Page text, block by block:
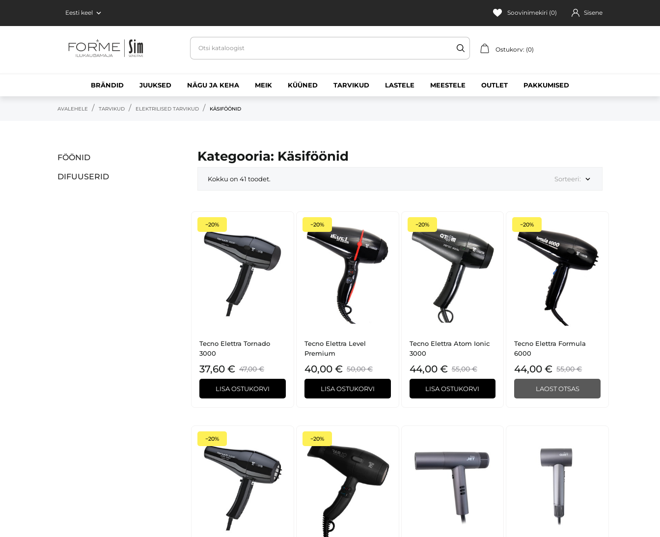
Eesti keel  Soovinimekiri (0) Sisene
Ostukorv: (0)
BRÄNDID JUUKSED NÄGU JA KEHA MEIK KÜÜNED TARVIKUD LASTELE MEESTELE OUTLET PAKKUMISED
AVALEHELE TARVIKUD ELEKTRILISED TARVIKUD KÄSIFÖÖNID
FÖÖNID
DIFUUSERID
Kategooria: Käsiföönid
Kokku on 41 toodet. Sorteeri: 
Tecno Elettra Tornado
3000
37,60 € 47,00 €
LISA OSTUKORVI
−20%
Tecno Elettra Level
Premium
40,00 € 50,00 €
LISA OSTUKORVI
−20%
Tecno Elettra Atom Ionic
3000
44,00 € 55,00 €
LISA OSTUKORVI
−20%
Tecno Elettra Formula
6000
44,00 € 55,00 €
LAOST OTSAS
−20%
−20% −20%